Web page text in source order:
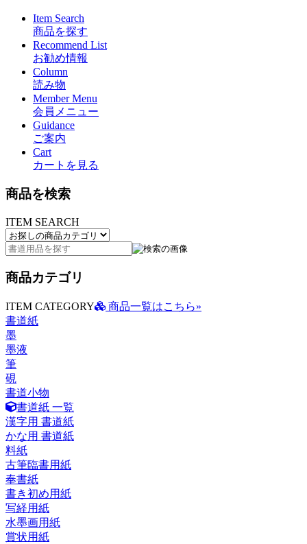
Item Search
商品を探す
Recommend List
お勧め情報
Column
読み物
Member Menu
会員メニュー
Guidance
ご案内
Cart
カートを見る
商品を検索
ITEM SEARCH
商品カテゴリ
ITEM CATEGORY
商品一覧はこちら»
書道紙
墨
墨液
筆
硯
書道小物
書道紙 一覧
漢字用 書道紙
かな用 書道紙
料紙
古筆臨書用紙
奉書紙
書き初め用紙
写経用紙
水墨画用紙
賞状用紙